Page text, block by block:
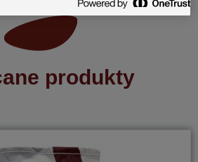
produkty